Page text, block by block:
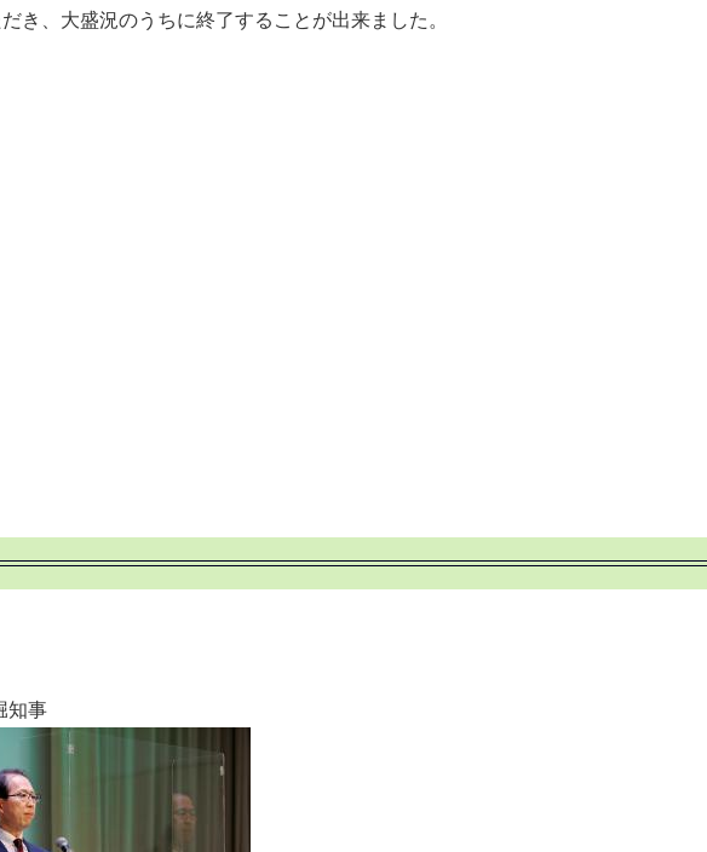
き、大盛況のうちに終了することが出来ました。
事